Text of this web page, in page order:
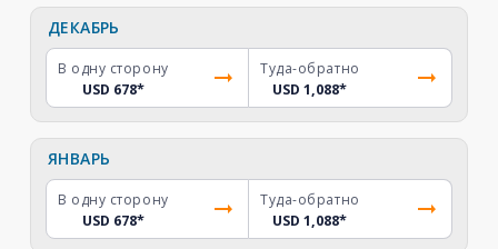
ДЕКАБРЬ
В одну сторону
USD 678*
Туда-обратно
USD 1,088*
ЯНВАРЬ
В одну сторону
USD 678*
Туда-обратно
USD 1,088*